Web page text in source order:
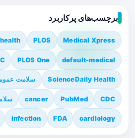
برچسب‌های پرکاربرد
Medical Xpress
PLOS
default-medical
PLOS One
ScienceDaily Health سلامت
CDC
PubMed
cancer
cardiology
FDA
infection